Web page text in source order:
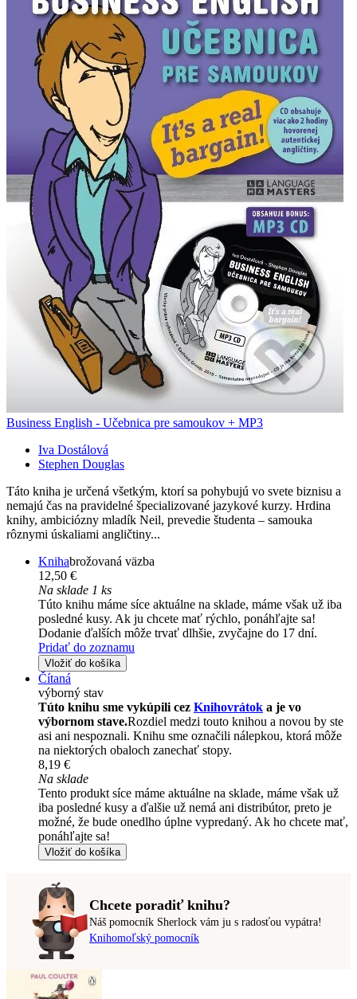
Business English - Učebnica pre samoukov + MP3
Iva Dostálová
Stephen Douglas
Táto kniha je určená všetkým, ktorí sa pohybujú vo svete biznisu a
nemajú čas na pravidelné špecializované jazykové kurzy. Hrdina
knihy, ambiciózny mladík Neil, prevedie študenta – samouka
rôznymi úskaliami angličtiny...
Knihabrožovaná väzba
12,50 €
Na sklade 1 ks
Túto knihu máme síce aktuálne na sklade, máme však už iba
posledné kusy. Ak ju chcete mať rýchlo, ponáhľajte sa!
Dodanie ďalších môže trvať dlhšie, zvyčajne do 17 dní.
Pridať do zoznamu
Vložiť do košíka
Čítaná
výborný stav
Túto knihu sme vykúpili cez Knihovrátok a je vo
výbornom stave.Rozdiel medzi touto knihou a novou by ste
asi ani nespoznali. Knihu sme označili nálepkou, ktorá môže
na niektorých obaloch zanechať stopy.
8,19 €
Na sklade
Tento produkt síce máme aktuálne na sklade, máme však už
iba posledné kusy a ďalšie už nemá ani distribútor, preto je
možné, že bude onedlho úplne vypredaný. Ak ho chcete mať,
ponáhľajte sa!
Vložiť do košíka
Chcete poradiť knihu?
Náš pomocník Sherlock vám ju s radosťou vypátra!
Knihomoľský pomocník